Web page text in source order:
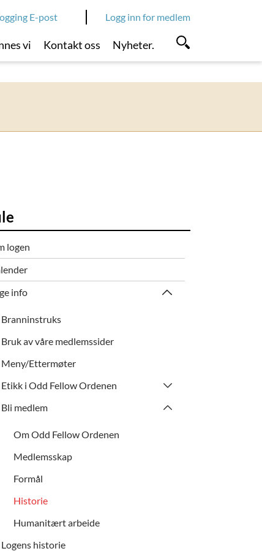
Logg inn for medlem
E-post
vi Kontakt oss Nyheter.
logen
info
Branninstruks
Bruk av våre medlemssider
Meny/Ettermøter
Etikk i Odd Fellow Ordenen
Bli medlem
Om Odd Fellow Ordenen
Medlemsskap
Formål
Historie
Humanitært arbeide
Logens historie